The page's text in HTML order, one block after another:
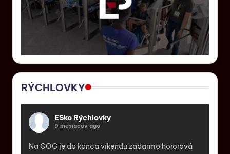
RÝCHLOVKY
ESko Rýchlovky
9 mesiacov ago
Na GOG je do konca víkendu zadarmo hororová